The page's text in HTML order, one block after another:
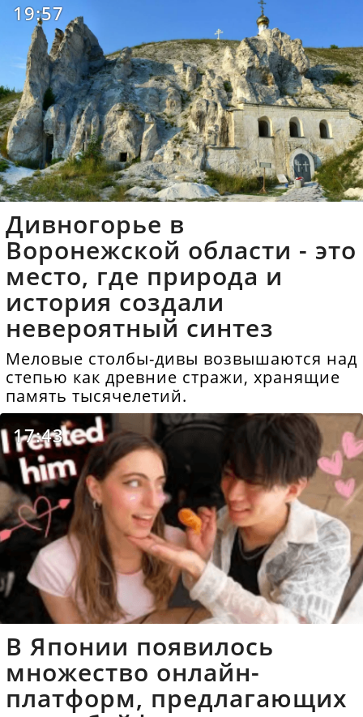
19:57
Дивногорье в
Воронежской области - это
место, где природа и
история создали
невероятный синтез
Меловые столбы-дивы возвышаются над
степью как древние стражи, хранящие
память тысячелетий.
17:43
В Японии появилось
множество онлайн-
платформ, предлагающих